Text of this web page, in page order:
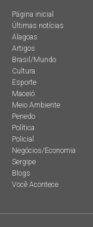
Página inicial
Últimas notícias
Alagoas
Artigos
Brasil/Mundo
Cultura
Esporte
Maceió
Meio Ambiente
Penedo
Política
Policial
Negócios/Economia
Sergipe
Blogs
Você Acontece